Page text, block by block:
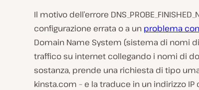
i
r
d
u
i
v
Il motivo dell’errore
configurazione errata o a un problema con
Domain Name System (sistema di nomi
traffico su internet collegando i nomi di
sostanza, prende una richiesta di tipo
kinsta.com – e la traduce in un indirizzo